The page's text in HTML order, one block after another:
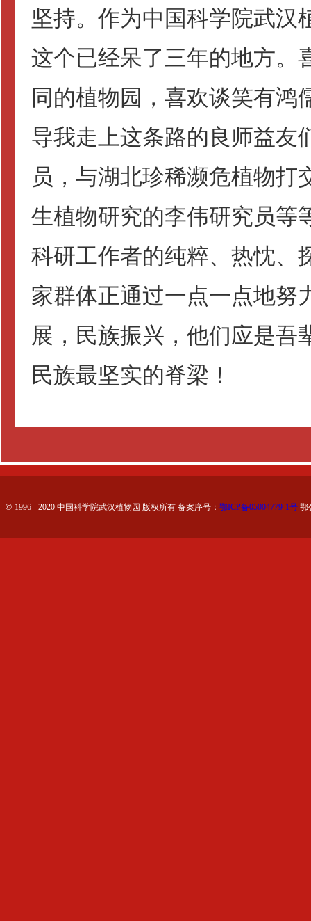
坚持。作为中国科学院武汉
这个已经呆了三年的地方。
同的植物园，喜欢谈笑有
导我走上这条路的良师益
员，与湖北珍稀濒危植物打
生植物研究的李伟研究员等
科研工作者的纯粹、热忱、
家群体正通过一点一点地努
展，民族振兴，他们应是吾
民族最坚实的脊梁！
© 1996 - 2020 中国科学院武汉植物园 版权所有 备案序号： 鄂ICP备05004779-1号 鄂